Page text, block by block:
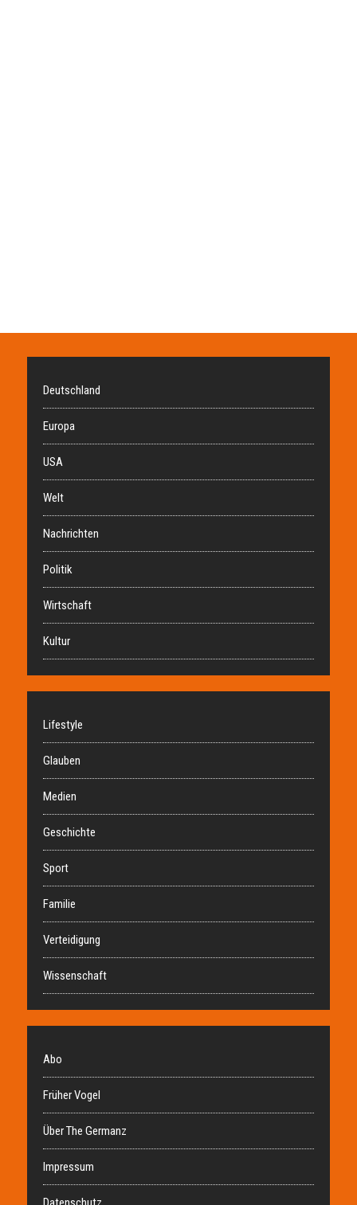
Deutschland
Europa
USA
Welt
Nachrichten
Politik
Wirtschaft
Kultur
Lifestyle
Glauben
Medien
Geschichte
Sport
Familie
Verteidigung
Wissenschaft
Abo
Früher Vogel
Über The Germanz
Impressum